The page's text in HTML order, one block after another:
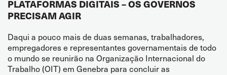
PLATAFORMAS DIGITAIS – OS GOVERNOS
PRECISAM AGIR
Daqui a pouco mais de duas semanas, trabalhadores,
empregadores e representantes governamentais de todo
o mundo se reunirão na Organização Internacional do
Trabalho (OIT) em Genebra para concluir as